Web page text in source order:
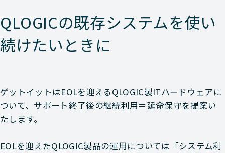
QLOGICの既存システムを使い
続けたいときに
ゲットイットはEOLを迎えるQLOGIC製ITハードウェアに
ついて、サポート終了後の継続利用＝延命保守を提案い
たします。
EOLを迎えたQLOGIC製品の運用については「システム利